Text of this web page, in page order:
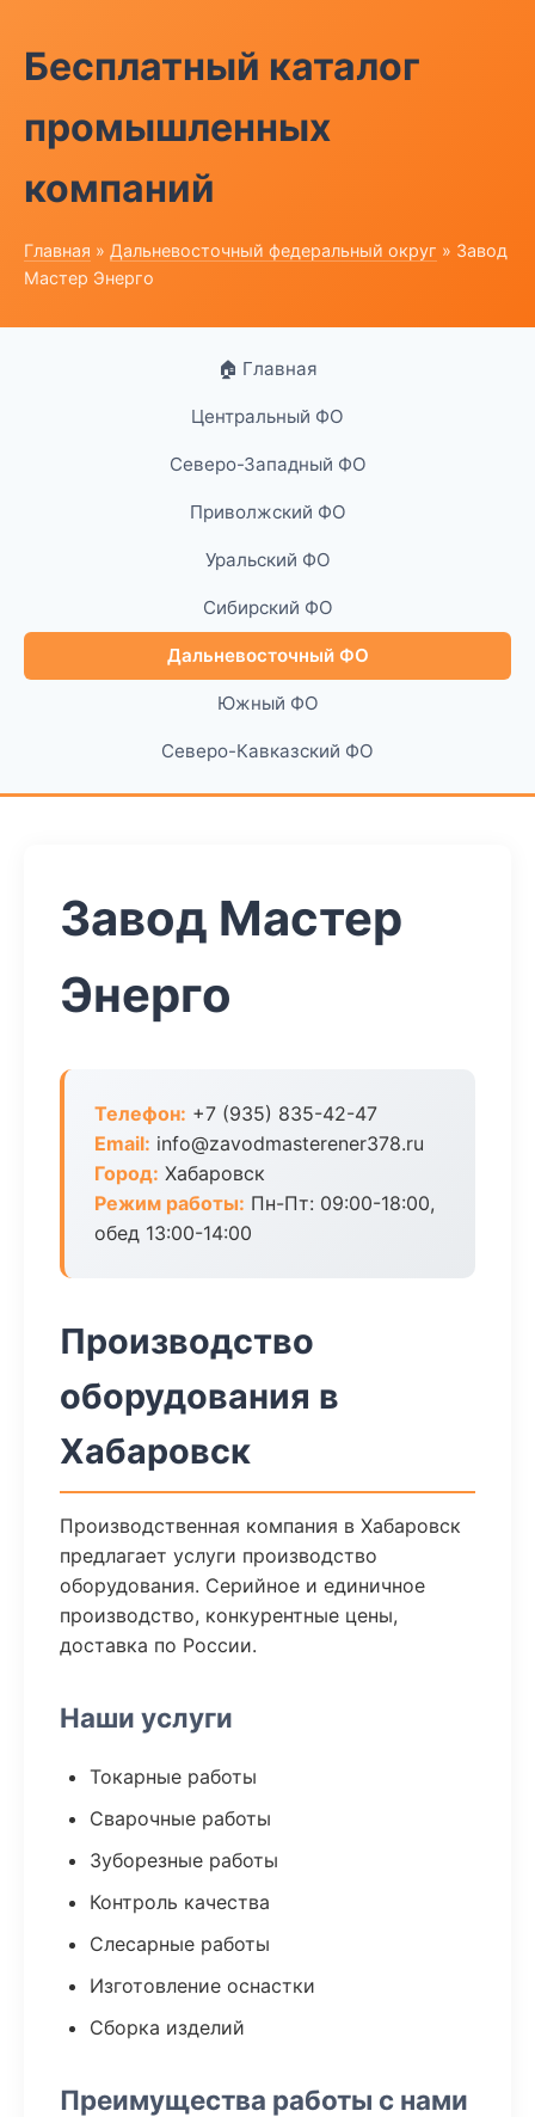
Бесплатный каталог
промышленных
компаний
Главная » Дальневосточный федеральный округ » Завод
Мастер Энерго
🏠 Главная
Центральный ФО
Северо-Западный ФО
Приволжский ФО
Уральский ФО
Сибирский ФО
Дальневосточный ФО
Южный ФО
Северо-Кавказский ФО
Завод Мастер
Энерго
Телефон: +7 (935) 835-42-47
Email: info@zavodmasterener378.ru
Город: Хабаровск
Режим работы: Пн-Пт: 09:00-18:00,
обед 13:00-14:00
Производство
оборудования в
Хабаровск
Производственная компания в Хабаровск
предлагает услуги производство
оборудования. Серийное и единичное
производство, конкурентные цены,
доставка по России.
Наши услуги
Токарные работы
Сварочные работы
Зуборезные работы
Контроль качества
Слесарные работы
Изготовление оснастки
Сборка изделий
Преимущества работы с нами